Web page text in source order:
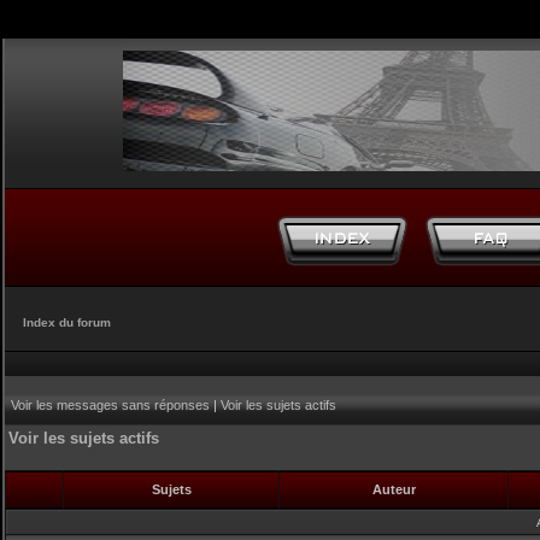
Index du forum
Voir les messages sans réponses|Voir les sujets actifs
Voir les sujets actifs
Sujets Auteur